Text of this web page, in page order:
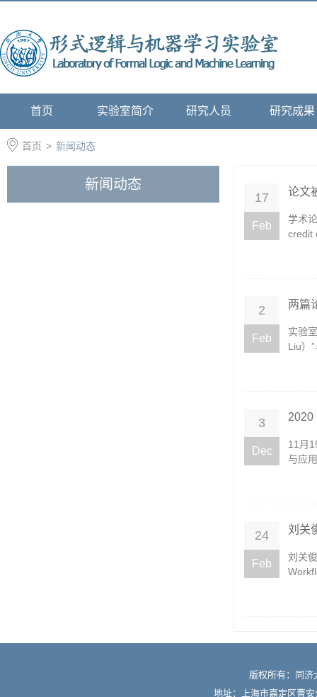
首页 实验室简介 研究人员 研究成果
首页 > 新闻动态
新闻动态
17
Feb
论文
学术
credit
2
Feb
两篇
实验
Liu）
3
Dec
2020
11月
与应
24
Feb
刘关
刘关
版权所有：同济
地址：上海市嘉定区曹